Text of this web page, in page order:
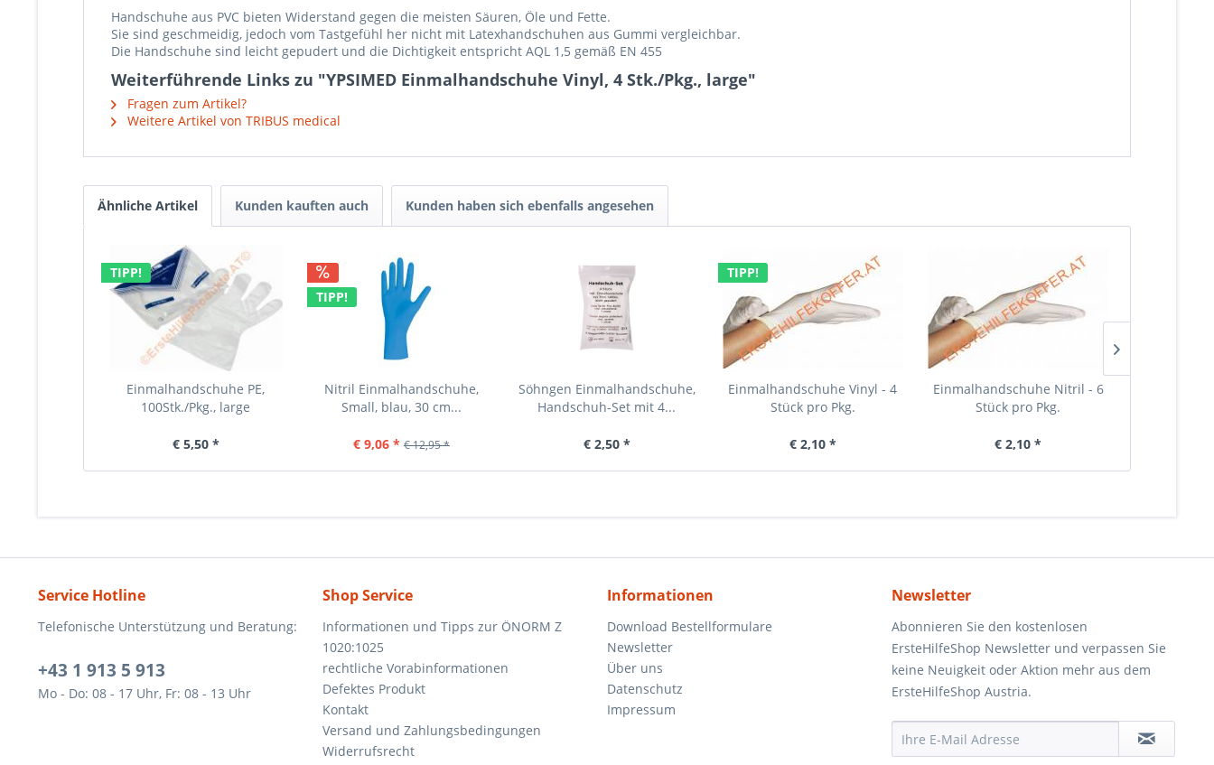
Handschuhe aus PVC bieten Widerstand gegen die meisten Säuren, Öle und Fette.
Sie sind geschmeidig, jedoch vom Tastgefühl her nicht mit Latexhandschuhen aus Gummi vergleichbar.
Die Handschuhe sind leicht gepudert und die Dichtigkeit entspricht AQL 1,5 gemäß EN 455
Weiterführende Links zu "YPSIMED Einmalhandschuhe Vinyl, 4 Stk./Pkg., large"
Fragen zum Artikel?
Weitere Artikel von TRIBUS medical
Ähnliche Artikel Kunden kauften auch Kunden haben sich ebenfalls angesehen
TIPP!
Einmalhandschuhe PE,
100Stk./Pkg., large
€ 5,50 *
TIPP!
Nitril Einmalhandschuhe,
Small, blau, 30 cm...
€ 9,06 * € 12,95 *
Söhngen Einmalhandschuhe,
Handschuh-Set mit 4...
€ 2,50 *
TIPP!
Einmalhandschuhe Vinyl - 4
Stück pro Pkg.
€ 2,10 *
Einmalhandschuhe Nitril - 6
Stück pro Pkg.
€ 2,10 *
Service Hotline
Telefonische Unterstützung und Beratung:
+43 1 913 5 913
Mo - Do: 08 - 17 Uhr, Fr: 08 - 13 Uhr
Shop Service
Informationen und Tipps zur ÖNORM Z
1020:1025
rechtliche Vorabinformationen
Defektes Produkt
Kontakt
Versand und Zahlungsbedingungen
Widerrufsrecht
Informationen
Download Bestellformulare
Newsletter
Über uns
Datenschutz
Impressum
Newsletter
Abonnieren Sie den kostenlosen
ErsteHilfeShop Newsletter und verpassen Sie
keine Neuigkeit oder Aktion mehr aus dem
ErsteHilfeShop Austria.